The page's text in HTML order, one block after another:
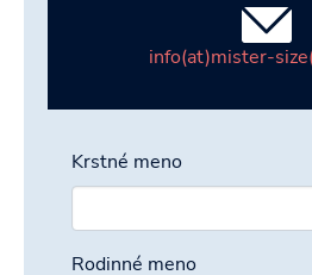
info(at)mister-
Krstné meno
Rodinné meno